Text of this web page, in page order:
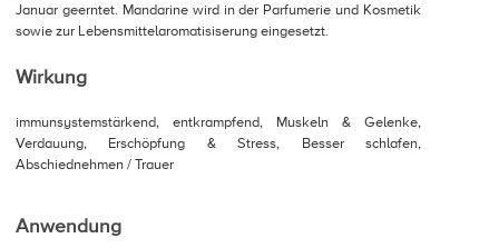
Januar geerntet. Mandarine wird in der Parfumerie und Kosmetik
sowie zur Lebensmittelaromatisiserung eingesetzt.
Wirkung
immunsystemstärkend, entkrampfend, Muskeln & Gelenke,
Verdauung, Erschöpfung & Stress, Besser schlafen,
Abschiednehmen / Trauer
Anwendung